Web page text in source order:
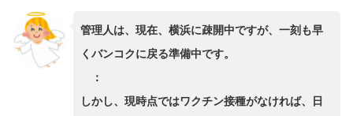
管理人は、現在、横浜に疎開中ですが、一刻も早
くバンコクに戻る準備中です。
：
しかし、現時点ではワクチン接種がなければ、日